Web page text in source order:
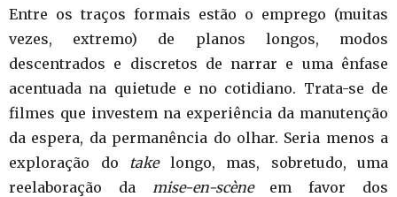
Entre os traços formais estão o emprego (muitas
vezes, extremo) de planos longos, modos
descentrados e discretos de narrar e uma ênfase
acentuada na quietude e no cotidiano. Trata-se de
filmes que investem na experiência da manutenção
da espera, da permanência do olhar. Seria menos a
exploração do takelongo, mas, sobretudo, uma
reelaboração da
mise-en-scèneem favor dos